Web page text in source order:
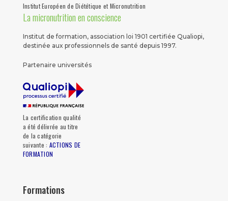
Institut Européen de Diététique et Micronutrition
La micronutrition en conscience
Institut de formation, association loi 1901 certifiée Qualiopi,
destinée aux professionnels de santé depuis 1997.
Partenaire universités
La certification qualité
a été délivrée au titre
de la catégorie
suivante : ACTIONS DE
FORMATION
Formations